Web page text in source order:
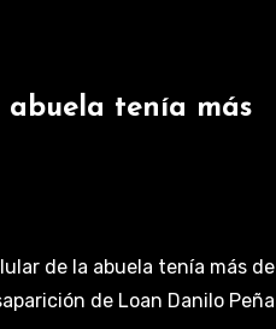
abuela tenía más
de la abuela tenía más de
de Loan Danilo Peña